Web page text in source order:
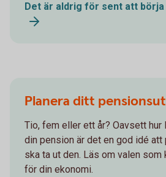
Det är aldrig för sent att
Planera ditt
Tio, fem eller ett år? Oavsett hur
din pension är det en god idé att
ska ta ut den. Läs om valen som
för din ekonomi.